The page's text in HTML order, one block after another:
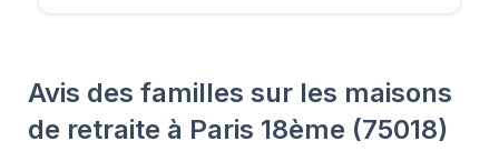
Avis des familles sur les maisons
de retraite à Paris 18ème (75018)